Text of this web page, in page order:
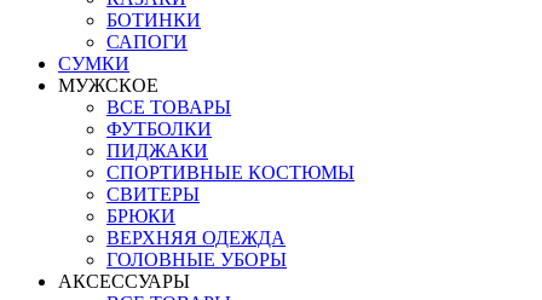
БОТИНКИ
САПОГИ
СУМКИ
МУЖСКОЕ
ВСЕ ТОВАРЫ
ФУТБОЛКИ
ПИДЖАКИ
СПОРТИВНЫЕ КОСТЮМЫ
СВИТЕРЫ
БРЮКИ
ВЕРХНЯЯ ОДЕЖДА
ГОЛОВНЫЕ УБОРЫ
АКСЕССУАРЫ